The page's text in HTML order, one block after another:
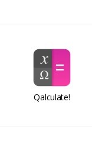
Qalculate!